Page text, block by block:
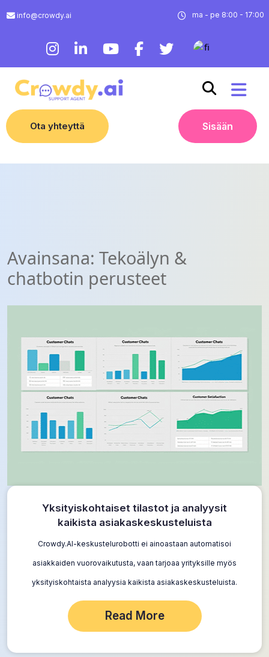
info@crowdy.ai ma - pe 8:00 - 17:00
Ota yhteyttä Sisään
Avainsana: Tekoälyn &
chatbotin perusteet
Yksityiskohtaiset tilastot ja analyysit
kaikista asiakaskeskusteluista
Crowdy.AI-keskustelurobotti ei ainoastaan automatisoi
asiakkaiden vuorovaikutusta, vaan tarjoaa yrityksille myös
yksityiskohtaista analyysia kaikista asiakaskeskusteluista.
Yksityiskohtaiset tilastot ovat saatavilla henkilökohtaisessa
kaapissa, mikä auttaa yrityksiä seuraamaan avainindikaattoreita,
Read More